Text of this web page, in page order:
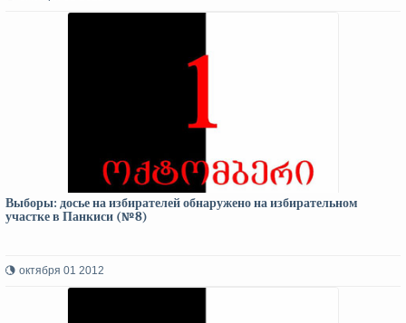
Выборы: досье на избирателей обнаружено на избирательном
участке в Панкиси (№8)
октября 01 2012